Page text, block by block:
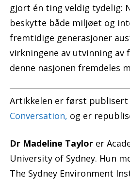
gjort én ting veldig tydelig:
beskytte både miljøet og
fremtidige generasjoner
virkningene av utvinning av
denne nasjonen fremdeles
Artikkelen er først publisert
Conversation, og er
Dr Madeline Taylor er
University of Sydney. Hun
The Sydney Environment